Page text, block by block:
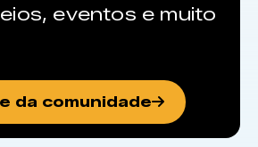
eventos e muito
da comunidade